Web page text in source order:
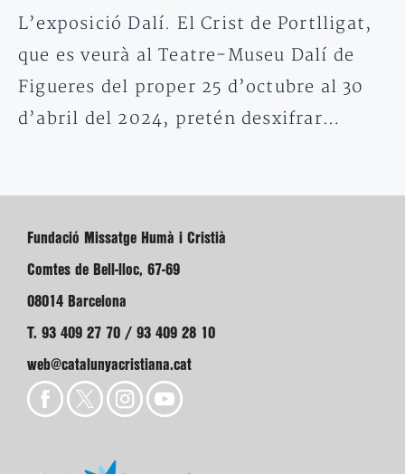
L’exposició Dalí. El Crist de Portlligat,
que es veurà al Teatre-Museu Dalí de
Figueres del proper 25 d’octubre al 30
d’abril del 2024, pretén desxifrar…
Fundació Missatge Humà i Cristià
Comtes de Bell-lloc, 67-69
08014 Barcelona
T. 93 409 27 70 / 93 409 28 10
web@catalunyacristiana.cat